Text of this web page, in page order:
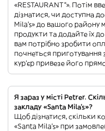
«RESTAURANT”». Потім
дізнатися, чи доступна
Mila's» до вашого району
продукти та додайте їх
вам потрібно зробити
почнеться приготування
кур'єр привезе його
Я зараз у місті Petrer.
закладу «Santa Mila's»?
Щоб дізнатися, скільки
«Santa Mila's» при